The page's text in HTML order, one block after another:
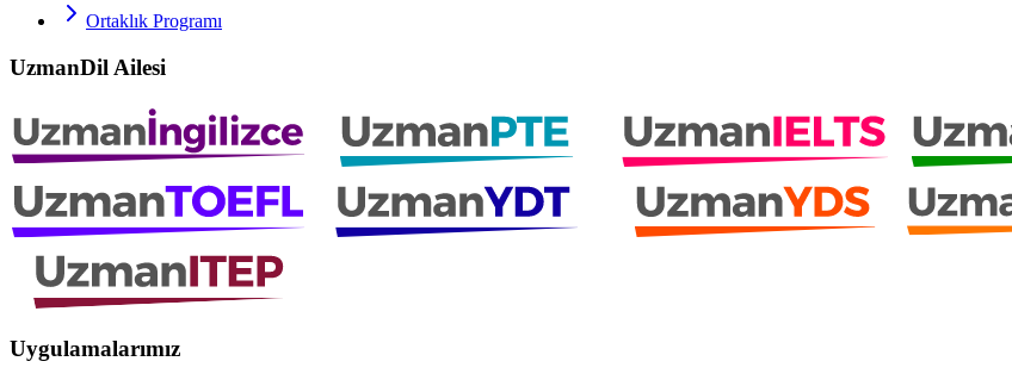
Ortaklık Programı
UzmanDil Ailesi
Uygulamalarımız